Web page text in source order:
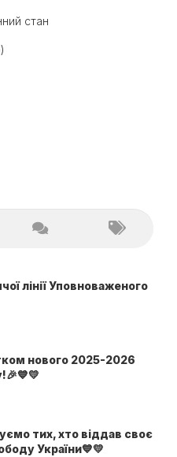
стан
лінії Уповноваженого
нового 2025-2026
тих, хто віддав своє
України💙💛